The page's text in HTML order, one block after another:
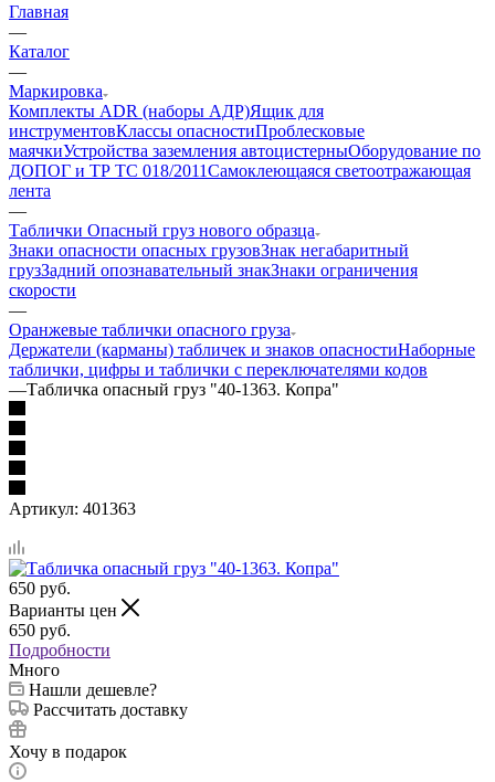
Главная
—
Каталог
—
Маркировка
Комплекты ADR (наборы АДР)Ящик для
инструментовКлассы опасностиПроблесковые
маячкиУстройства заземления автоцистерныОборудование по
ДОПОГ и ТР ТС 018/2011Самоклеющаяся светоотражающая
лента
—
Таблички Опасный груз нового образца
Знаки опасности опасных грузовЗнак негабаритный
грузЗадний опознавательный знакЗнаки ограничения
скорости
—
Оранжевые таблички опасного груза
Держатели (карманы) табличек и знаков опасностиНаборные
таблички, цифры и таблички с переключателями кодов
—Табличка опасный груз "40-1363. Копра"
Артикул: 401363
650 руб.
Варианты цен
650 руб.
Подробности
Много
Нашли дешевле?
Рассчитать доставку
Хочу в подарок